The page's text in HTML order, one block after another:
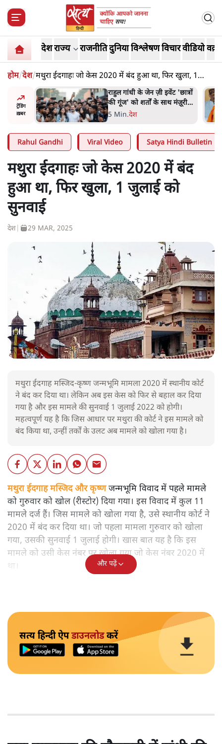
देशराज्य राजनीतिदुनियाविश्लेषणविचारवीडियो
होम/देश/मथुरा ईदगाहः जो केस 2020 में बंद हुआ था, फिर खुला, 1
जुलाई को सुनवाई
ट्रेंडिंग
ख़बर
राहुल गांधी के जेन ज़ी इवेंट 'छात्रों
की गूंज' को शर्तों के साथ मंज़ूरी
देना पड़ा
5 Min.देश
Rahul Gandhi Viral Video Satya Hindi Bulletin
मथुरा ईदगाहः जो केस 2020 में बंद
हुआ था, फिर खुला, 1 जुलाई को
सुनवाई
देश 29 MAR, 2025
मथुरा ईदगाह मस्जिद-कृष्ण जन्मभूमि मामला 2020 में स्थानीय कोर्ट
ने बंद कर दिया था। लेकिन अब इस केस को फिर से बहाल कर दिया
गया है और इस मामले की सुनवाई 1 जुलाई 2022 को होगी।
महत्वपूर्ण यह है कि जिस आधार पर मथुरा की कोर्ट ने इस मामले को
बंद किया था, उन्हीं तर्कों के उलट अब मामले को खोला गया है।
मथुरा ईदगाह मस्जिद और कृष्णजन्मभूमि विवाद में पहले मामले
को गुरुवार को खोल (रीस्टोर) दिया गया। इस विवाद में कुल 11
मामले दर्ज हैं। जिस मामले को खोला गया है, उसे स्थानीय कोर्ट ने
2020 में बंद कर दिया था। जो पहला मामला गुरुवार को खोला
गया, उसकी सुनवाई 1 जुलाई होगी। खास बात यह है कि इस
मामले को उसी केस नंबर पर खोला गया जो केस नंबर 2020 में
था।
और पढ़ें
सत्य हिन्दी ऐपडाउनलोडकरें